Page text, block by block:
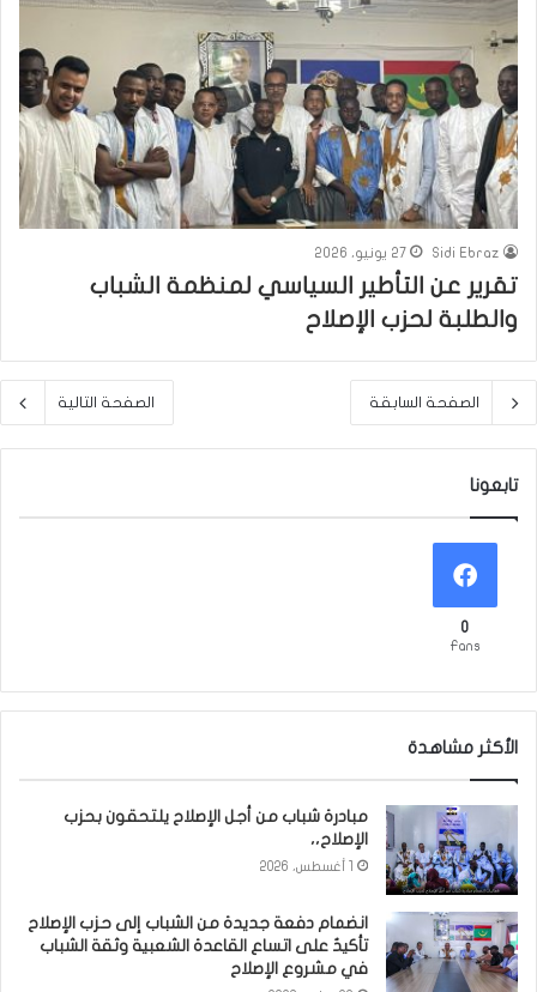
Sidi Ebraz 27 يونيو، 2026
تقرير عن التأطير السياسي لمنظمة الشباب
والطلبة لحزب الإصلاح
الصفحة السابقة الصفحة التالية
تابعونا
0
Fans
الأكثر مشاهدة
مبادرة شباب من أجل الإصلاح يلتحقون بحزب
الإصلاح،،
انضمام دفعة جديدة من الشباب إلى حزب الإصلاح
تأكيدٌ على اتساع القاعدة الشعبية وثقة الشباب
في مشروع الإصلاح